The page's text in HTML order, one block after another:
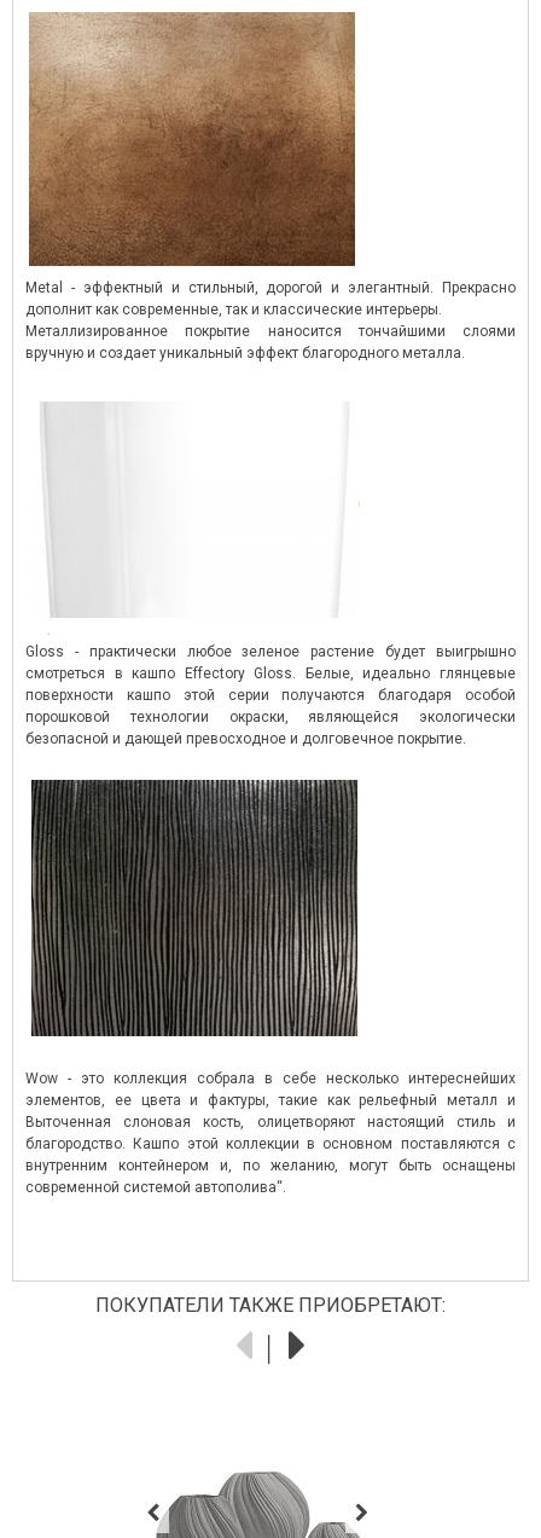
Metal - эффектный и стильный, дорогой и элегантный. Прекрасно
дополнит как современные, так и классические интерьеры.
Металлизированное покрытие наносится тончайшими слоями
вручную и создает уникальный эффект благородного металла.
Gloss - практически любое зеленое растение будет выигрышно
смотреться в кашпо Effectory Gloss. Белые, идеально глянцевые
поверхности кашпо этой серии получаются благодаря особой
порошковой технологии окраски, являющейся экологически
безопасной и дающей превосходное и долговечное покрытие.
Wow - это коллекция собрала в себе несколько интереснейших
элементов, ее цвета и фактуры, такие как рельефный металл и
Выточенная слоновая кость, олицетворяют настоящий стиль и
благородство. Кашпо этой коллекции в основном поставляются с
внутренним контейнером и, по желанию, могут быть оснащены
современной системой автополива“.
ПОКУПАТЕЛИ ТАКЖЕ ПРИОБРЕТАЮТ: